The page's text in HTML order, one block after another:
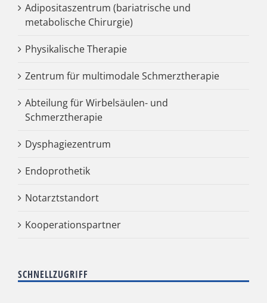
Adipositaszentrum (bariatrische und
metabolische Chirurgie)
Physikalische Therapie
Zentrum für multimodale Schmerztherapie
Abteilung für Wirbelsäulen- und
Schmerztherapie
Dysphagiezentrum
Endoprothetik
Notarztstandort
Kooperationspartner
SCHNELLZUGRIFF